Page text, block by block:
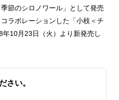
節のシロノワール」として発売
ラボレーションした「小枝＜チ
10月23日（火）より新発売し
さい。